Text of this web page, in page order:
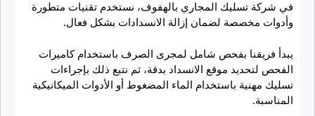
في شركة تسليك المجاري بالهفوف، نستخدم تقنيات متطورة
وأدوات مخصصة لضمان إزالة الانسدادات بشكل فعال.
يبدأ فريقنا بفحص شامل لمجرى الصرف باستخدام كاميرات
الفحص لتحديد موقع الانسداد بدقة، ثم نتبع ذلك بإجراءات
تسليك مهنية باستخدام الماء المضغوط أو الأدوات الميكانيكية
المناسبة.